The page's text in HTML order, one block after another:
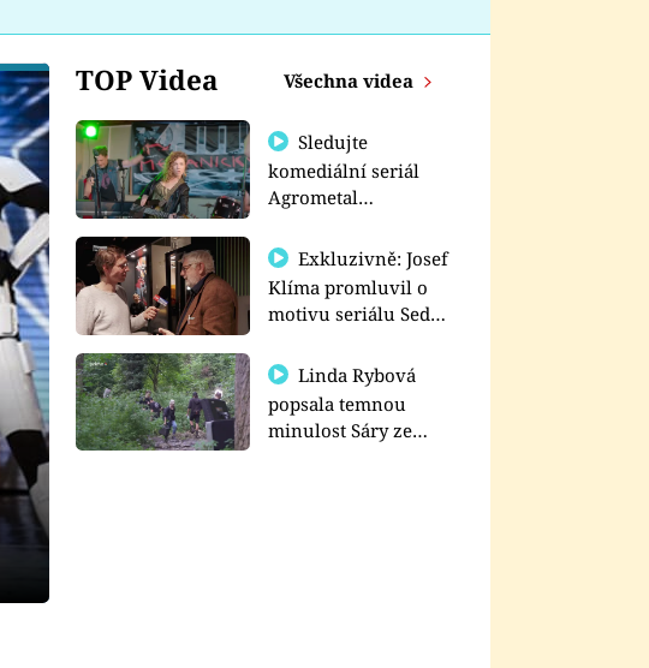
TOP Videa Všechna videa
Sledujte
komediální seriál
Agrometal
prima+
Exkluzivně: Josef
Klíma promluvil o
motivu seriálu Sedm
Linda Rybová
popsala temnou
minulost Sáry ze